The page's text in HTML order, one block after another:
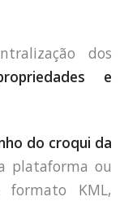
dos
e
do croqui da
plataforma ou
KML,